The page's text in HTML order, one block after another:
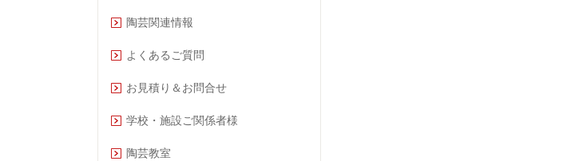
陶芸関連情報
よくあるご質問
お見積り＆お問合せ
学校・施設ご関係者様
陶芸教室